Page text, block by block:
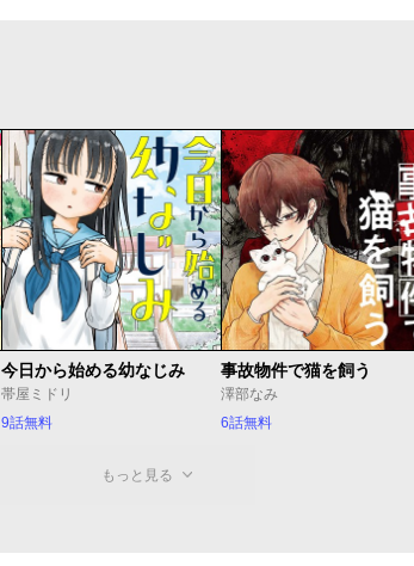
今日から始める幼なじみ
帯屋ミドリ
9話無料
事故物件で猫を飼う
澤部なみ
6話無料
もっと見る